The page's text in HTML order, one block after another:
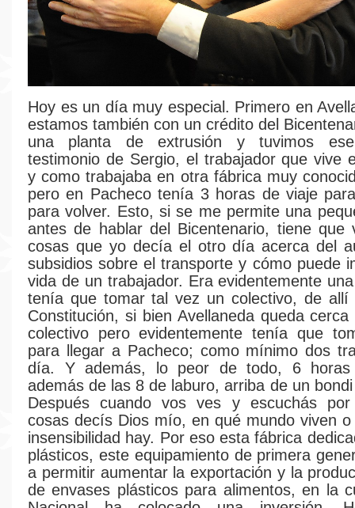
Hoy es un día muy especial. Primero en
estamos también con un crédito del
una planta de extrusión y tuvimos ese
testimonio de Sergio, el trabajador que vive
y como trabajaba en otra fábrica muy
pero en Pacheco tenía 3 horas de viaje
para volver. Esto, si se me permite una
antes de hablar del Bicentenario, tiene que
cosas que yo decía el otro día acerca del
subsidios sobre el transporte y cómo puede
vida de un trabajador. Era evidentemente
tenía que tomar tal vez un colectivo, de allí
Constitución, si bien Avellaneda queda
colectivo pero evidentemente tenía que
para llegar a Pacheco; como mínimo dos
día. Y además, lo peor de todo, 6
además de las 8 de laburo, arriba de un
Después cuando vos ves y escuchás
cosas decís Dios mío, en qué mundo viven
insensibilidad hay. Por eso esta fábrica
plásticos, este equipamiento de primera
a permitir aumentar la exportación y la
de envases plásticos para alimentos, en la